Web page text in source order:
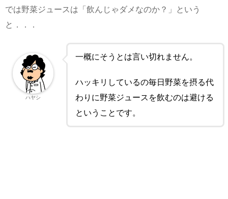
では野菜ジュースは「飲んじゃダメなのか？」という
と．．．
一概にそうとは言い切れません。
ハッキリしているの毎日野菜を摂る代
わりに野菜ジュースを飲むのは避ける
ということです。
ハヤシ